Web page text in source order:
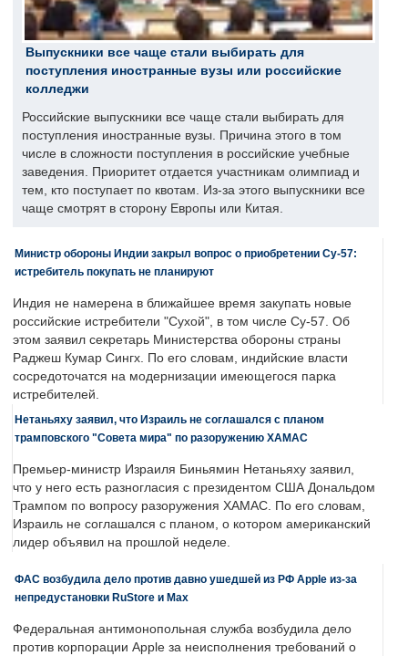
Выпускники все чаще стали выбирать для
поступления иностранные вузы или российские
колледжи
Российские выпускники все чаще стали выбирать для
поступления иностранные вузы. Причина этого в том
числе в сложности поступления в российские учебные
заведения. Приоритет отдается участникам олимпиад и
тем, кто поступает по квотам. Из-за этого выпускники все
чаще смотрят в сторону Европы или Китая.
Министр обороны Индии закрыл вопрос о приобретении Су-57:
истребитель покупать не планируют
Индия не намерена в ближайшее время закупать новые
российские истребители "Сухой", в том числе Су-57. Об
этом заявил секретарь Министерства обороны страны
Раджеш Кумар Сингх. По его словам, индийские власти
сосредоточатся на модернизации имеющегося парка
истребителей.
Нетаньяху заявил, что Израиль не соглашался с планом
трамповского "Совета мира" по разоружению ХАМАС
Премьер-министр Израиля Биньямин Нетаньяху заявил,
что у него есть разногласия с президентом США Дональдом
Трампом по вопросу разоружения ХАМАС. По его словам,
Израиль не соглашался с планом, о котором американский
лидер объявил на прошлой неделе.
ФАС возбудила дело против давно ушедшей из РФ Apple из-за
непредустановки RuStore и Max
Федеральная антимонопольная служба возбудила дело
против корпорации Apple за неисполнения требований о